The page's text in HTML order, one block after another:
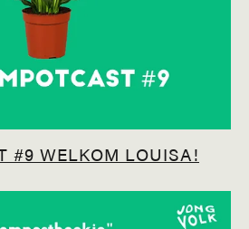
#9 WELKOM LOUISA!